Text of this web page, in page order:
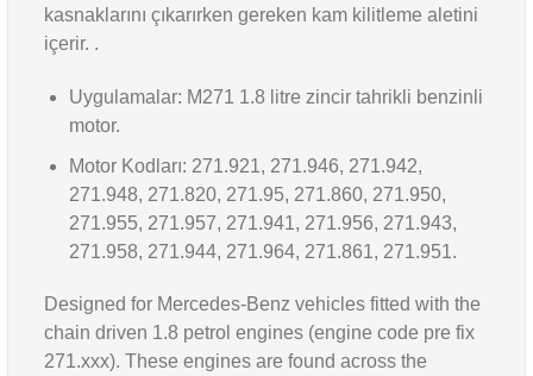
kasnaklarını çıkarırken gereken kam kilitleme aletini
içerir. .
Uygulamalar: M271 1.8 litre zincir tahrikli benzinli
motor.
Motor Kodları: 271.921, 271.946, 271.942,
271.948, 271.820, 271.95, 271.860, 271.950,
271.955, 271.957, 271.941, 271.956, 271.943,
271.958, 271.944, 271.964, 271.861, 271.951.
Designed for Mercedes-Benz vehicles fitted with the
chain driven 1.8 petrol engines (engine code pre fix
271.xxx). These engines are found across the